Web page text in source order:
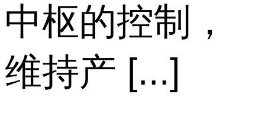
中枢的控制，
维持产 [...]